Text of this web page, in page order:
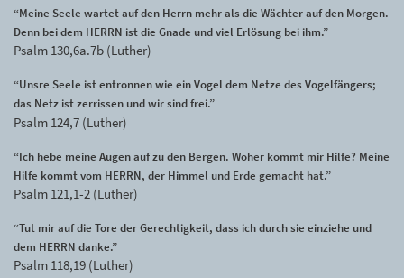
“Meine Seele wartet auf den Herrn mehr als die Wächter auf den Morgen.
Denn bei dem HERRN ist die Gnade und viel Erlösung bei ihm.”
Psalm 130,6a.7b (Luther)
“Unsre Seele ist entronnen wie ein Vogel dem Netze des Vogelfängers;
das Netz ist zerrissen und wir sind frei.”
Psalm 124,7 (Luther)
“Ich hebe meine Augen auf zu den Bergen. Woher kommt mir Hilfe? Meine
Hilfe kommt vom HERRN, der Himmel und Erde gemacht hat.”
Psalm 121,1-2 (Luther)
“Tut mir auf die Tore der Gerechtigkeit, dass ich durch sie einziehe und
dem HERRN danke.”
Psalm 118,19 (Luther)